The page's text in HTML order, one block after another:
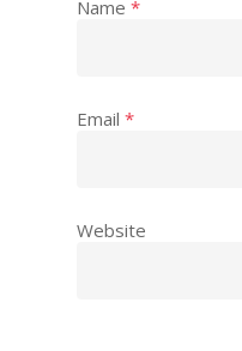
Name *
Email *
Website